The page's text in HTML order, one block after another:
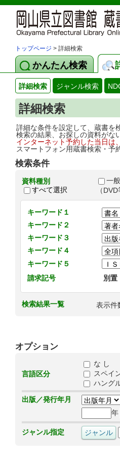
トップページ > 詳細検索
かんたん検索
詳細検索 ジャンル検索
詳細検索
詳細な条件を設定して、蔵書を
検索の結果、お探しの資料が
インターネット予約した当日は
スマートフォン用蔵書検索・予
検索条件
資料種別
すべて選択
一
（DVD
キーワード１
キーワード２
キーワード３
キーワード４
キーワード５
請求記号
別置
検索結果一覧 表示件
オプション
言語区分
な し
スペイ
ハング
出版／発行年月
年
ジャンル指定